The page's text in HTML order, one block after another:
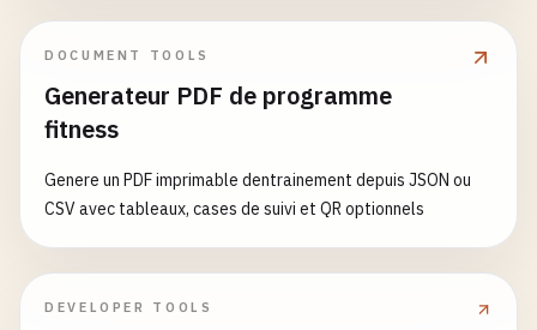
DOCUMENT TOOLS
Generateur PDF de programme
fitness
Genere un PDF imprimable dentrainement depuis JSON ou
CSV avec tableaux, cases de suivi et QR optionnels
DEVELOPER TOOLS